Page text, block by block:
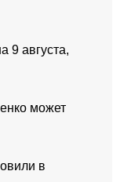
9 августа,
может
в